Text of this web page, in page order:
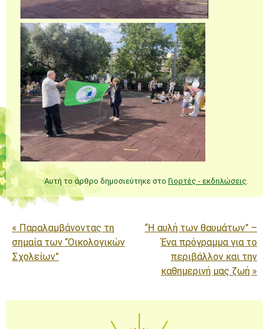
Αυτή το άρθρο δημοσιεύτηκε στο Γιορτές - εκδηλώσεις.
Πλοήγηση άρθρων
« Παραλαμβάνοντας τη
σημαία των “Οικολογικών
Σχολείων”
“Η αυλή των θαυμάτων” –
Ένα πρόγραμμα για το
περιβάλλον και την
καθημερινή μας ζωή »